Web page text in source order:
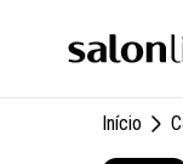
Início